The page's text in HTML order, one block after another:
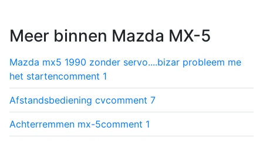
Meer binnen Mazda MX-5
Mazda mx5 1990 zonder servo....bizar probleem me
het startencomment 1
Afstandsbediening cvcomment 7
Achterremmen mx-5comment 1